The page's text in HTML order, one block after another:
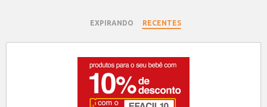
EXPIRANDO RECENTES